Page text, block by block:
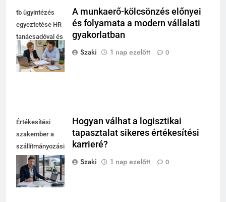
tb ügyintézés
egyeztetése HR
tanácsadóval és
cégvezetővel az
irodában
A munkaerő-kölcsönzés előnyei
és folyamata a modern vállalati
gyakorlatban
Szaki
1 nap ezelőtt 0
Értékesítési
szakember a
szállítmányozási
és fuvarozási
szakma modern
irodájában
Hogyan válhat a logisztikai
tapasztalat sikeres értékesítési
karrieré?
Szaki
1 nap ezelőtt 0